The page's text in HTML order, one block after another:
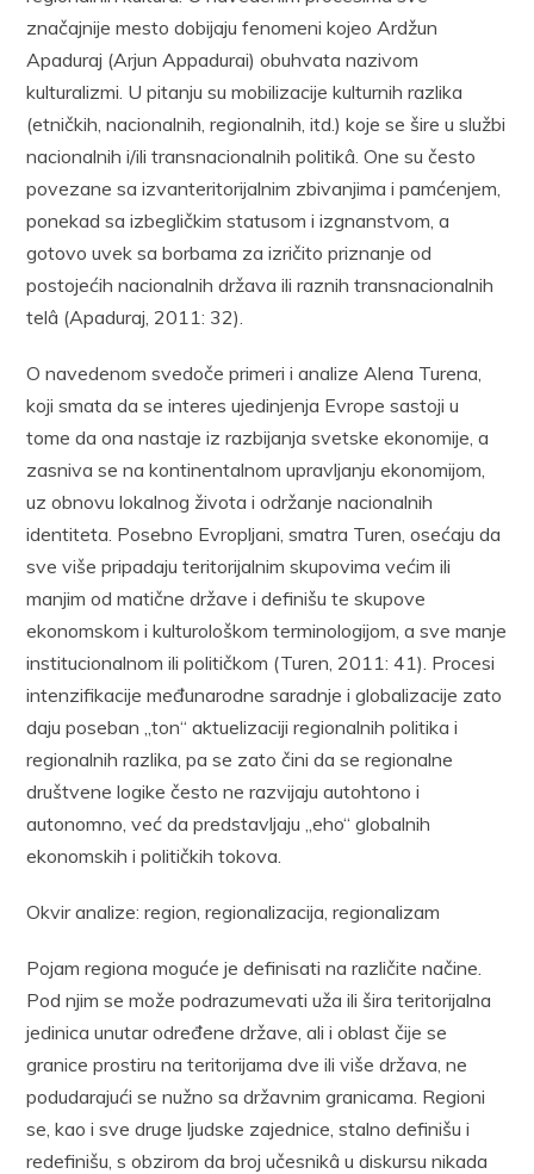
značajnije mesto dobijaju fenomeni kojeo Ardžun
Apaduraj (Arjun Appadurai) obuhvata nazivom
kulturalizmi. U pitanju su mobilizacije kulturnih razlika
(etničkih, nacionalnih, regionalnih, itd.) koje se šire u službi
nacionalnih i/ili transnacionalnih politikâ. One su često
povezane sa izvanteritorijalnim zbivanjima i pamćenjem,
ponekad sa izbegličkim statusom i izgnanstvom, a
gotovo uvek sa borbama za izričito priznanje od
postojećih nacionalnih država ili raznih transnacionalnih
telâ (Apaduraj, 2011: 32).
O navedenom svedoče primeri i analize Alena Turena,
koji smata da se interes ujedinjenja Evrope sastoji u
tome da ona nastaje iz razbijanja svetske ekonomije, a
zasniva se na kontinentalnom upravljanju ekonomijom,
uz obnovu lokalnog života i održanje nacionalnih
identiteta. Posebno Evropljani, smatra Turen, osećaju da
sve više pripadaju teritorijalnim skupovima većim ili
manjim od matične države i definišu te skupove
ekonomskom i kulturološkom terminologijom, a sve manje
institucionalnom ili političkom (Turen, 2011: 41). Procesi
intenzifikacije međunarodne saradnje i globalizacije zato
daju poseban „ton“ aktuelizaciji regionalnih politika i
regionalnih razlika, pa se zato čini da se regionalne
društvene logike često ne razvijaju autohtono i
autonomno, već da predstavljaju „eho“ globalnih
ekonomskih i političkih tokova.
Okvir analize: region, regionalizacija, regionalizam
Pojam regiona moguće je definisati na različite načine.
Pod njim se može podrazumevati uža ili šira teritorijalna
jedinica unutar određene države, ali i oblast čije se
granice prostiru na teritorijama dve ili više država, ne
podudarajući se nužno sa državnim granicama. Regioni
se, kao i sve druge ljudske zajednice, stalno definišu i
redefinišu, s obzirom da broj učesnikâ u diskursu nikada